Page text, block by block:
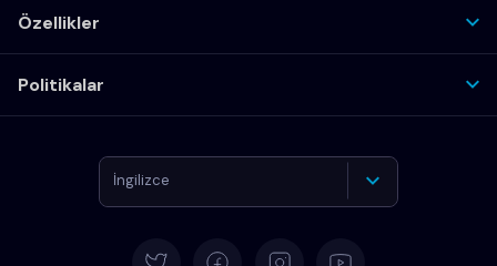
Özellikler
Politikalar
İngilizce